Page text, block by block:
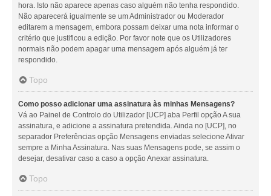
hora. Isto não aparece apenas caso alguém não tenha respondido.
Não aparecerá igualmente se um Administrador ou Moderador
editarem a mensagem, embora possam deixar uma nota informar o
critério que justificou a edição. Por favor note que os Utilizadores
normais não podem apagar uma mensagem após alguém já ter
respondido.
Topo
Como posso adicionar uma assinatura às minhas Mensagens?
Vá ao Painel de Controlo do Utilizador [UCP] aba Perfil opção A sua
assinatura, e adicione a assinatura pretendida. Ainda no [UCP], no
separador Preferências opção Mensagens enviadas selecione Ativar
sempre a Minha Assinatura. Nas suas Mensagens pode, se assim o
desejar, desativar caso a caso a opção Anexar assinatura.
Topo